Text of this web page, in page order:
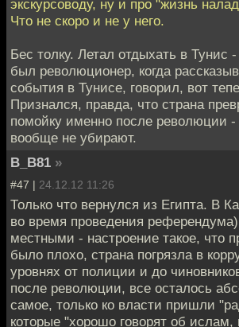
экскурсоводу, ну и про "жизнь
Что не скоро и не у него.
Бес толку. Летал отдыхать в Тунис
был революционер, когда
события в Тунисе, говорил, вот
Признался, правда, что страна
помойку именно после революции
вообще не убирают.
B_B81 »
#47 | 24.12.12 11:26
Только что вернулся из Египта. В
во время проведения
местными - настроение такое, что
было плохо, страна погрязла в
уровнях от полиции и до
после революции, все осталось
самое, только ко власти пришли
которые "хорошо говорят об ислам,